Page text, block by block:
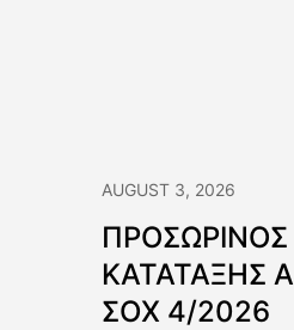
AUGUST 3, 2026
ΚΑΤΑΤΑΞΗΣ
ΣΟΧ 4/2026